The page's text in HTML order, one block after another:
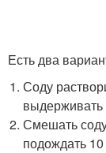
Есть два
Соду
выдерживать
Смешать
подождать